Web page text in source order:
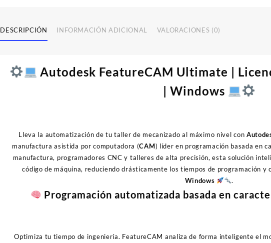
DESCRIPCIÓN INFORMACIÓN ADICIONAL VALORACIONES (0)
Autodesk FeatureCAM Ultimate |
| Windows
Lleva la automatización de tu taller de mecanizado al máximo nivel con
manufactura asistida por computadora (CAM) líder en programación basada en
manufactura, programadores CNC y talleres de alta precisión, esta solución
código de máquina, reduciendo drásticamente los tiempos de programación y
Windows
.
Programación automatizada basada en
Optimiza tu tiempo de ingeniería. FeatureCAM analiza de forma inteligente el